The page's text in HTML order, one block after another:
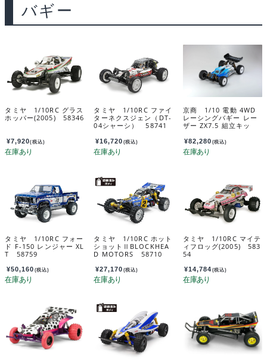
バギー
タミヤ 1/10RC グラス
ホッパー(2005) 58346
¥7,920(税込)
タミヤ 1/10RC ファイ
ターネクスジェン（DT-
04シャーシ） 58741
¥16,720 (税込)
京商 1/10 電動 4WD
レーシングバギー レー
ザー ZX7.5 組立キッ
¥82,280 (税込)
タミヤ 1/10RC フォー
ド F-150 レンジャー XL
T 58759
¥50,160 (税込)
タミヤ 1/10RC ホット
ショットⅡBLOCKHEA
D MOTORS 58710
¥27,170 (税込)
タミヤ 1/10RC マイテ
ィフロッグ(2005) 583
54
¥14,784 (税込)